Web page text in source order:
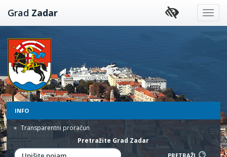
Preskoči
na
Grad Zadar
INFO
Transparentni proračun
Pretražite Grad Zadar